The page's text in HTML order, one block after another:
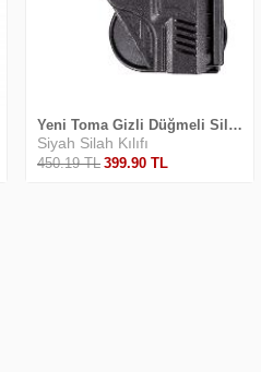
Yeni Toma Gizli Düğmeli Silah Kılıfı Unicorn
Siyah Silah Kılıfı
450.19TL 399.90 TL